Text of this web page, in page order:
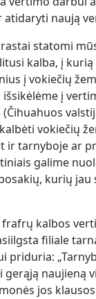
atidaryti naują
statomi
kalba, į
į vokiečių
išsikėlėme į
vokiečių
ir tarnyboje ar
galime
kurių jau
frafrų kalbos
filiale
priduria:
gerąją naujieną
jos